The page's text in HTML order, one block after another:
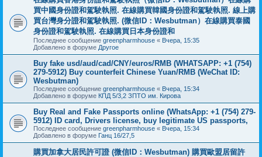
買中國身份證和駕駛執照. 在線購買韓國身份證和駕駛執照. 線上購
買台灣身分證和駕駛執照. (微信ID：Wesbutman）在線購買泰國
身份證和駕駛執照. 在線購買日本身份證和
Последнее сообщение greenpharmhouse « Вчера, 15:35
Добавлено в форуме Другое
Buy fake usd/aud/cad/CNY/euros/RMB (WHATSAPP: +1 (754)
279-5912) Buy counterfeit Chinese Yuan/RMB (WeChat ID:
Wesbutman)
Последнее сообщение greenpharmhouse « Вчера, 15:34
Добавлено в форуме КПД 5/3,2 ЗПТО им. Кирова
Buy Real and Fake Passports online (WhatsApp: +1 (754) 279-
5912) ID card, Drivers license, buy legitimate US passports,
Последнее сообщение greenpharmhouse « Вчера, 15:34
Добавлено в форуме Ганц 16/27,5
購買加拿大居民許可證 (微信ID：Wesbutman) 購買歐盟居留許